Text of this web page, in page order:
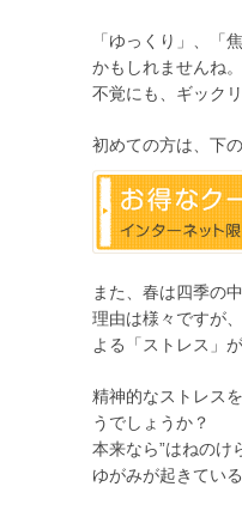
「ゆっくり」、「
かもしれませんね。
不覚にも、ギック
初めての方は、下
また、春は四季の
理由は様々ですが
よる「ストレス」
精神的なストレス
うでしょうか？
本来なら”はねのけ
ゆがみが起きてい